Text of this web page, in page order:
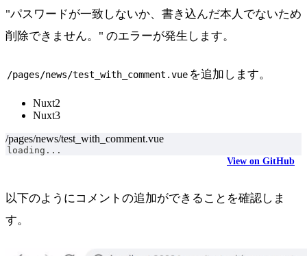
"パスワードが一致しないか、書き込んだ本人でないため
削除できません。" のエラーが発生します。
/pages/news/test_with_comment.vue を追加します。
Nuxt2
Nuxt3
/pages/news/test_with_comment.vue
loading...
View on GitHub
以下のようにコメントの追加ができることを確認しま
す。